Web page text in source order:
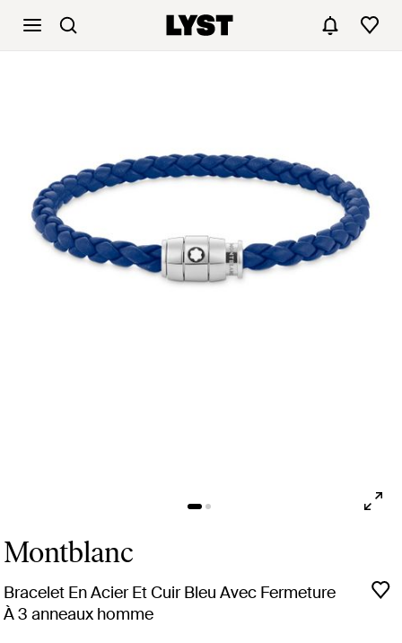
Montblanc
Bracelet En Acier Et Cuir Bleu Avec Fermeture
À 3 anneaux homme